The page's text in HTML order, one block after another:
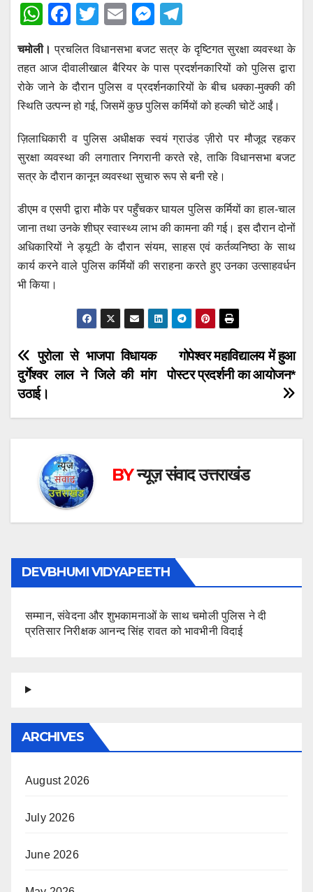
W
at
s
A
p
F
c
e
b
o
k
T
tt
er
E
ail
M
ss
e
n
er
el
e
gr
a
चमोली। प्रचलित विधानसभा बजट सत्र के दृष्टिगत सुरक्षा व्यवस्था के
तहत आज दीवालीखाल बैरियर के पास प्रदर्शनकारियों को पुलिस द्वारा
रोके जाने के दौरान पुलिस व प्रदर्शनकारियों के बीच धक्का-मुक्की की
स्थिति उत्पन्न हो गई, जिसमें कुछ पुलिस कर्मियों को हल्की चोटें आईं।
ज़िलाधिकारी व पुलिस अधीक्षक स्वयं ग्राउंड ज़ीरो पर मौजूद रहकर
सुरक्षा व्यवस्था की लगातार निगरानी करते रहे, ताकि विधानसभा बजट
सत्र के दौरान कानून व्यवस्था सुचारु रूप से बनी रहे।
डीएम व एसपी द्वारा मौके पर पहुँचकर घायल पुलिस कर्मियों का हाल-चाल
जाना तथा उनके शीघ्र स्वास्थ्य लाभ की कामना की गई। इस दौरान दोनों
अधिकारियों ने ड्यूटी के दौरान संयम, साहस एवं कर्तव्यनिष्ठा के साथ
कार्य करने वाले पुलिस कर्मियों की सराहना करते हुए उनका उत्साहवर्धन
भी किया।
Post
navigation
गोपेश्वर महाविद्यालय में हुआ
पोस्टर प्रदर्शनी का आयोजन*
पुरोला से भाजपा विधायक
दुर्गेश्वर लाल ने जिले की मांग
उठाई।
BYन्यूज़ संवाद उत्तराखंड
DEVBHUMI VIDYAPEETH
सम्मान, संवेदना और शुभकामनाओं के साथ चमोली पुलिस ने दी
प्रतिसार निरीक्षक आनन्द सिंह रावत को भावभीनी विदाई
ARCHIVES
August 2026
July 2026
June 2026